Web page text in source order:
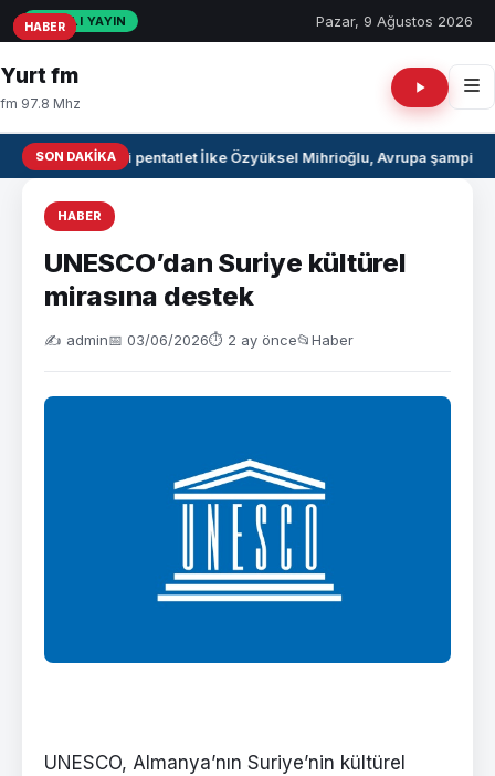
CANLI YAYIN Pazar, 9 Ağustos 2026
Yurt fm
fm 97.8 Mhz
SON DAKIKAMilli pentatlet İlke Özyüksel Mihrioğlu, Avrupa
HABER
UNESCO’dan Suriye kültürel
mirasına destek
✍️ admin📅 03/06/2026⏱ 2 ay önce📂Haber
UNESCO, Almanya’nın Suriye’nin kültürel
HABER
HABER
HABER